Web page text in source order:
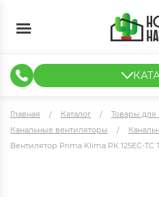
Главная Каталог
Товары для
Канальные вентиляторы
Вентилятор Prima Klima PK 125EC-